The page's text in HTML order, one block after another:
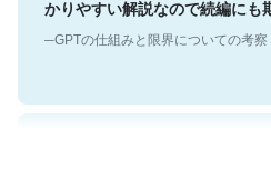
─GPTの仕組みと限界についての考